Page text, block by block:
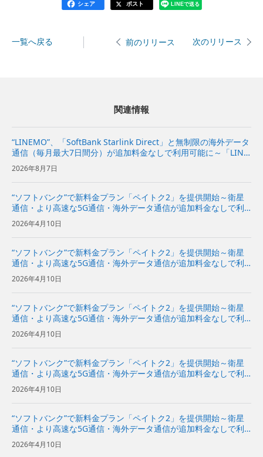
シェア ポスト LINEで送る
一覧へ戻る 前のリリース 次のリリース
関連情報
“LINEMO”、「SoftBank Starlink Direct」と無制限の海外データ
通信（毎月最大7日間分）が追加料金なしで利用可能に～「LINE
MOベストプラン」と「LINEMOベストプランV」が、国内外で
より安心・快適に～ | 企...
2026年8月7日
“ソフトバンク”で新料金プラン「ペイトク2」を提供開始～衛星
通信・より高速な5G通信・海外データ通信が追加料金なしで利
用でき、経済圏特典の拡充でPayPayポイント付与率が従来プラ
ンの2倍に～
2026年4月10日
“ソフトバンク”で新料金プラン「ペイトク2」を提供開始～衛星
通信・より高速な5G通信・海外データ通信が追加料金なしで利
用でき、経済圏特典の拡充でPayPayポイント付与率が従来プラ
ンの2倍に～
2026年4月10日
“ソフトバンク”で新料金プラン「ペイトク2」を提供開始～衛星
通信・より高速な5G通信・海外データ通信が追加料金なしで利
用でき、経済圏特典の拡充でPayPayポイント付与率が従来プラ
ンの2倍に～
2026年4月10日
“ソフトバンク”で新料金プラン「ペイトク2」を提供開始～衛星
通信・より高速な5G通信・海外データ通信が追加料金なしで利
用でき、経済圏特典の拡充でPayPayポイント付与率が従来プラ
ンの2倍に～
2026年4月10日
“ソフトバンク”で新料金プラン「ペイトク2」を提供開始～衛星
通信・より高速な5G通信・海外データ通信が追加料金なしで利
用でき、経済圏特典の拡充でPayPayポイント付与率が従来プラ
ンの2倍に～
2026年4月10日